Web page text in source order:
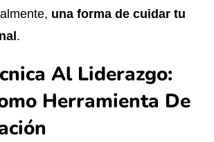
una forma de cuidar tu
.
Al Liderazgo:
Herramienta De